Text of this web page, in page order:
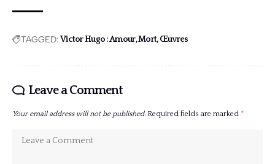
TAGGED:Victor Hugo : Amour, Mort, Œuvres
Leave a Comment
Your email address will not be published. Required fields are marked *